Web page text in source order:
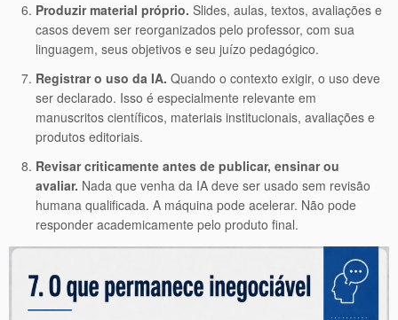
Produzir material próprio. Slides, aulas, textos, avaliações e
casos devem ser reorganizados pelo professor, com sua
linguagem, seus objetivos e seu juízo pedagógico.
Registrar o uso da IA. Quando o contexto exigir, o uso deve
ser declarado. Isso é especialmente relevante em
manuscritos científicos, materiais institucionais, avaliações e
produtos editoriais.
Revisar criticamente antes de publicar, ensinar ou
avaliar. Nada que venha da IA deve ser usado sem revisão
humana qualificada. A máquina pode acelerar. Não pode
responder academicamente pelo produto final.